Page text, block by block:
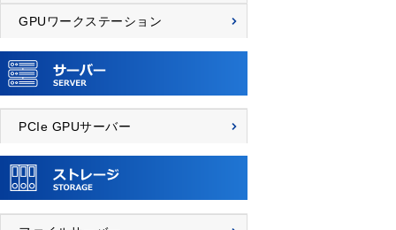
GPUワークステーション
PCIe GPUサーバー